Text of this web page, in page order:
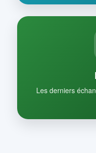
Les derniers